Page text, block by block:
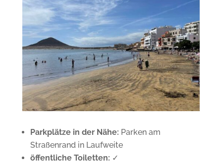
Parkplätze in der Nähe: Parken am
Straßenrand in Laufweite
öffentliche Toiletten: ✓